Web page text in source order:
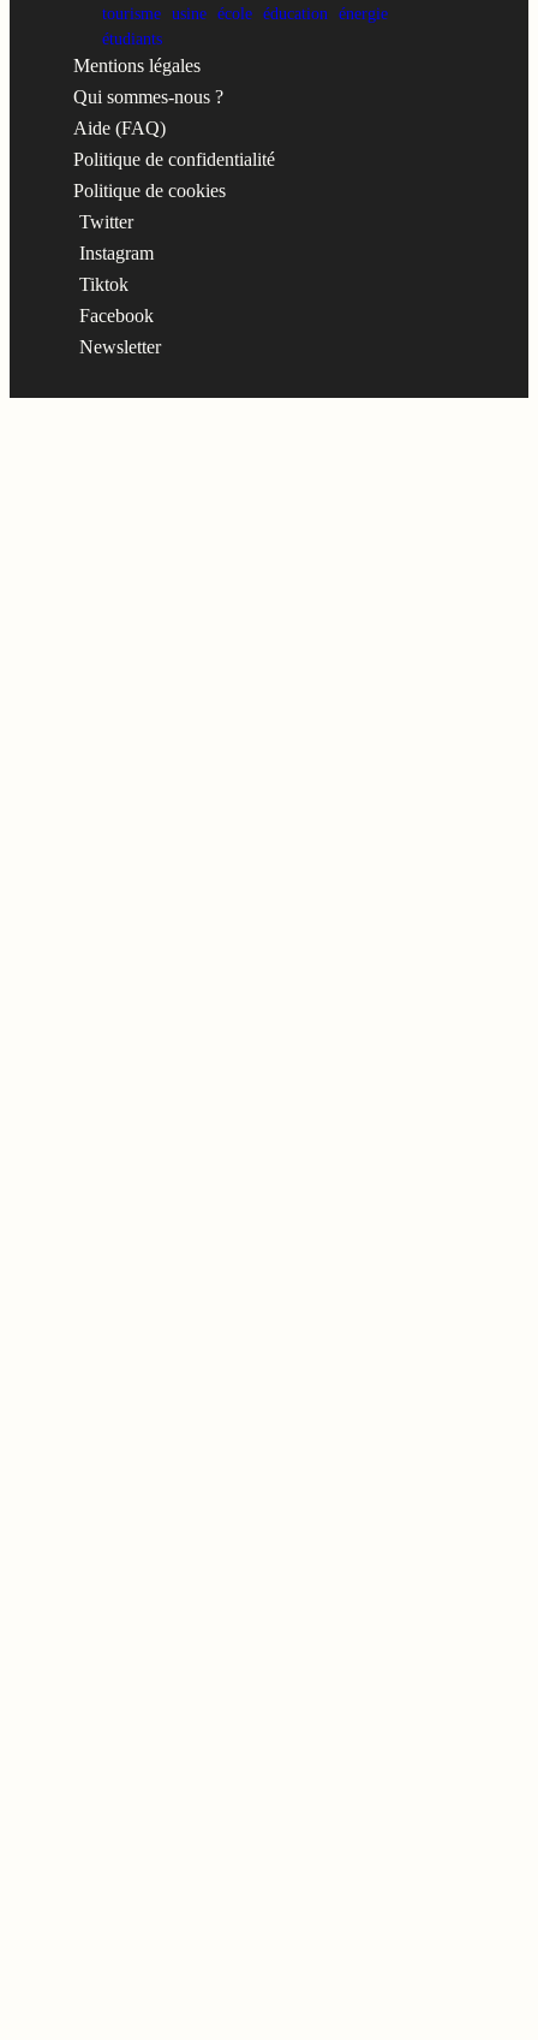
tourisme usine école éducation énergie
étudiants
Mentions légales
Qui sommes-nous ?
Aide (FAQ)
Politique de confidentialité
Politique de cookies
Twitter
Instagram
Tiktok
Facebook
Newsletter